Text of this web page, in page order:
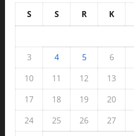
S S R K
3
4 5 6
10
11 12 13
17
18 19 20
24
25 26 27